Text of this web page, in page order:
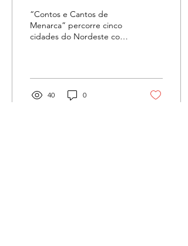
da Dignidade Menstrual
levando arte e diálogo
para jovens
“Contos e Cantos de
Menarca” percorre cinco
cidades do Nordeste com
40 0